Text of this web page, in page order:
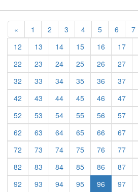
« Previous
1 2 3 4 5 6 7
12
13 14 15 16 17
22
23 24 25 26 27
32
33 34 35 36 37
42
43 44 45 46 47
52
53 54 55 56 57
62
63 64 65 66 67
72
73 74 75 76 77
82
83 84 85 86 87
92
93 94 95 96 97